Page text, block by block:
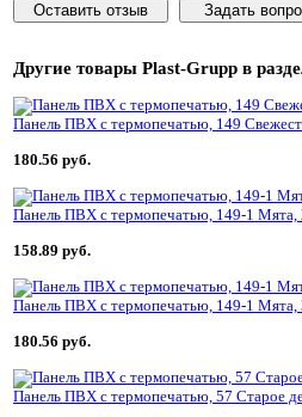
Оставить отзыв Задать
Другие товары Plast-Grupp в
Панель ПВХ с термопечатью, 149
180.56 руб.
Панель ПВХ с термопечатью, 149-1
158.89 руб.
Панель ПВХ с термопечатью, 149-1
180.56 руб.
Панель ПВХ с термопечатью, 57 Старое